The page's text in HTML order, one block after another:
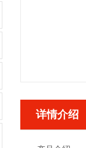
详情介绍